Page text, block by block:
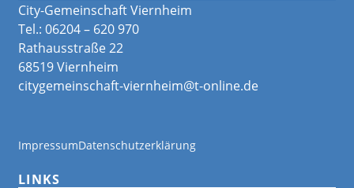
City-Gemeinschaft Viernheim
Tel.: 06204 – 620 970
Rathausstraße 22
68519 Viernheim
citygemeinschaft-viernheim@t-online.de
ImpressumDatenschutzerklärung
LINKS